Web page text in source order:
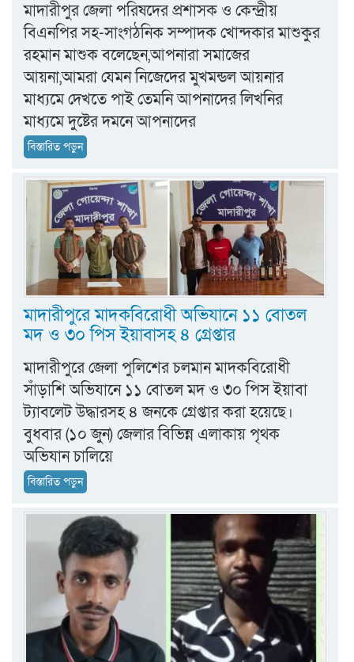
মাদারীপুর জেলা পরিষদের প্রশাসক ও কেন্দ্রীয়
বিএনপির সহ-সাংগঠনিক সম্পাদক খোন্দকার মাশুকুর
রহমান মাশুক বলেছেন,আপনারা সমাজের
আয়না,আমরা যেমন নিজেদের মুখমন্ডল আয়নার
মাধ্যমে দেখতে পাই তেমনি আপনাদের লিখনির
মাধ্যমে দুষ্টের দমনে আপনাদের
বিস্তারিত পড়ুন
মাদারীপুরে মাদকবিরোধী অভিযানে ১১ বোতল
মদ ও ৩০ পিস ইয়াবাসহ ৪ গ্রেপ্তার
মাদারীপুরে জেলা পুলিশের চলমান মাদকবিরোধী
সাঁড়াশি অভিযানে ১১ বোতল মদ ও ৩০ পিস ইয়াবা
ট্যাবলেট উদ্ধারসহ ৪ জনকে গ্রেপ্তার করা হয়েছে।
বুধবার (১০ জুন) জেলার বিভিন্ন এলাকায় পৃথক
অভিযান চালিয়ে
বিস্তারিত পড়ুন